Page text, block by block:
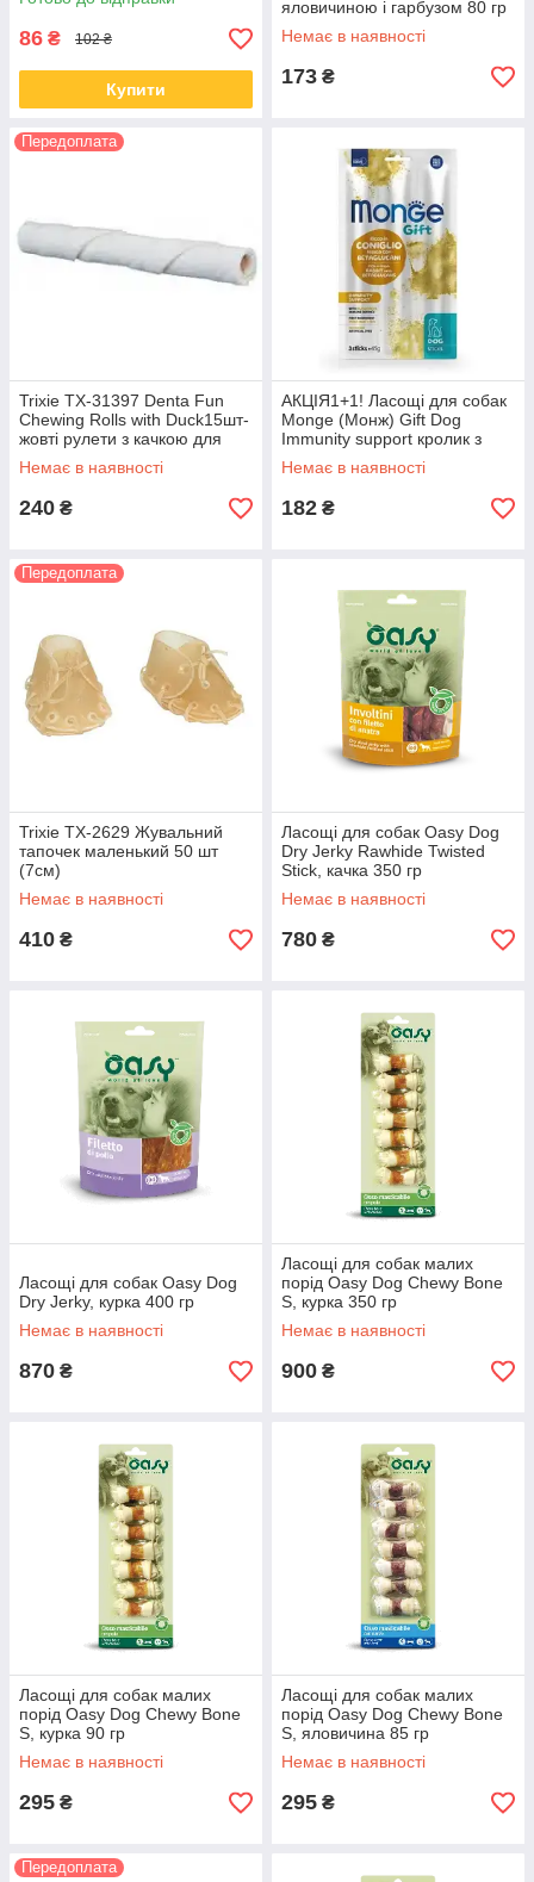
86 ₴ 102 ₴
Купити
яловичиною і гарбузом 80 гр
Немає в наявності
173 ₴
Передоплата
Trixie TX-31397 Denta Fun
Chewing Rolls with Duck15шт-
жовті рулети з качкою для
собак
Немає в наявності
240 ₴
АКЦІЯ1+1! Ласощі для собак
Monge (Монж) Gift Dog
Immunity support кролик з
нуклеотидами 45 гр
Немає в наявності
182 ₴
Передоплата
Trixie TX-2629 Жувальний
тапочeк маленький 50 шт
(7см)
Немає в наявності
410 ₴
Ласощі для собак Oasy Dog
Dry Jerky Rawhide Twisted
Stick, качка 350 гр
Немає в наявності
780 ₴
Ласощі для собак Oasy Dog
Dry Jerky, курка 400 гр
Немає в наявності
870 ₴
Ласощі для собак малих
порід Oasy Dog Chewy Bone
S, курка 350 гр
Немає в наявності
900 ₴
Ласощі для собак малих
порід Oasy Dog Chewy Bone
S, курка 90 гр
Немає в наявності
295 ₴
Ласощі для собак малих
порід Oasy Dog Chewy Bone
S, яловичина 85 гр
Немає в наявності
295 ₴
Передоплата